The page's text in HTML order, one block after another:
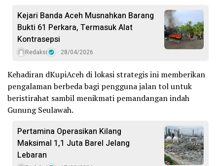
Kejari Banda Aceh Musnahkan Barang
Bukti 61 Perkara, Termasuk Alat
Kontrasepsi
Redaksi 28/04/2026
Kehadiran dKupiAceh di lokasi strategis ini memberikan
pengalaman berbeda bagi pengguna jalan tol untuk
beristirahat sambil menikmati pemandangan indah
Gunung Seulawah.
Pertamina Operasikan Kilang
Maksimal 1,1 Juta Barel Jelang
Lebaran